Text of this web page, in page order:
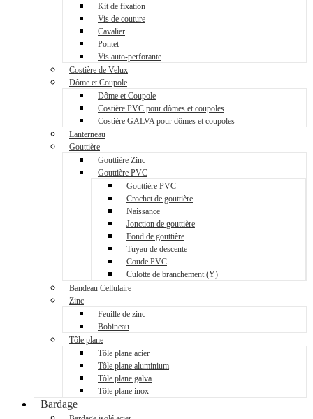
Kit de fixation
Vis de couture
Cavalier
Pontet
Vis auto-perforante
Costière de Velux
Dôme et Coupole
Dôme et Coupole
Costière PVC pour dômes et coupoles
Costière GALVA pour dômes et coupoles
Lanterneau
Gouttière
Gouttière Zinc
Gouttière PVC
Gouttière PVC
Crochet de gouttière
Naissance
Jonction de gouttière
Fond de gouttière
Tuyau de descente
Coude PVC
Culotte de branchement (Y)
Bandeau Cellulaire
Zinc
Feuille de zinc
Bobineau
Tôle plane
Tôle plane acier
Tôle plane aluminium
Tôle plane galva
Tôle plane inox
Bardage